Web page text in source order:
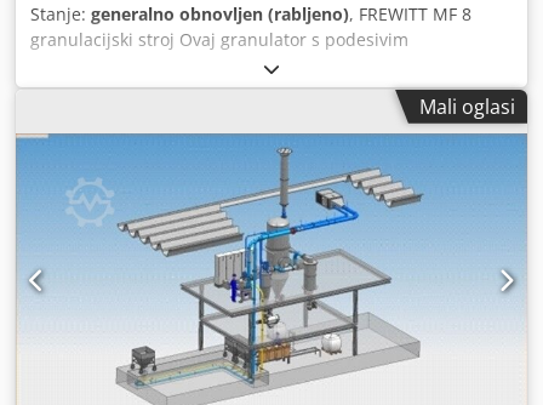
Stanje: generalno obnovljen (rabljeno), FREWITT MF 8
granulacijski stroj Ovaj granulator s podesivim
sito/potporni pladanj uređajem (što sprječava pretjerano
trošenje sita i rotora) može se univerzalno koristiti za suhu
granulaciju, prosijavanje, lomljenje, mokru granulaciju itd.,
s kapacitetom do 2.000 kg/sat ovisno o svojsvima
proizvoda. - Beskonačno podesiv motor s prijenosnikom
(43–248 oscilacija/min) Crsdsxvzf Djpfx An Tjf - Otvor
granulacijske komore: 380 x 490 mm - Aktivna površina
sita: 775 cm² - Visina ispusta iznad poda: cca. 100 cm -
Pogonski motor: 2,2 kW Proizvođač: Frewitt Godina
proizvodnje: 2002 Dimenzije: 110 x 120 x 190 cm
Mali oglasi